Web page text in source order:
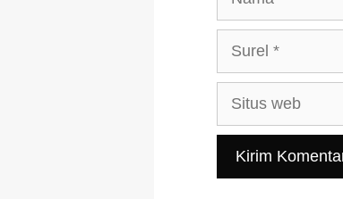
Surel
Situs
web